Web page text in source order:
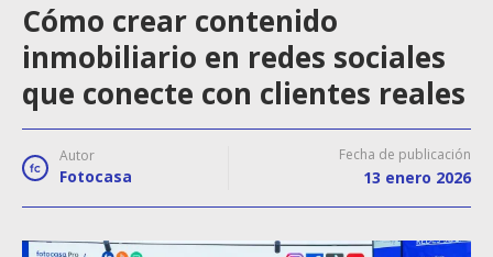
Cómo crear contenido
inmobiliario en redes sociales
que conecte con clientes reales
Autor
Fotocasa
Fecha de publicación
13 enero 2026